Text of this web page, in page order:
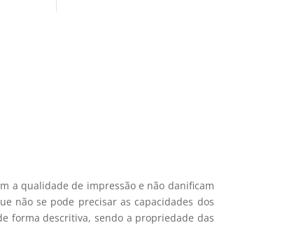
a qualidade de impressão e não danificam
não se pode precisar as capacidades dos
forma descritiva, sendo a propriedade das